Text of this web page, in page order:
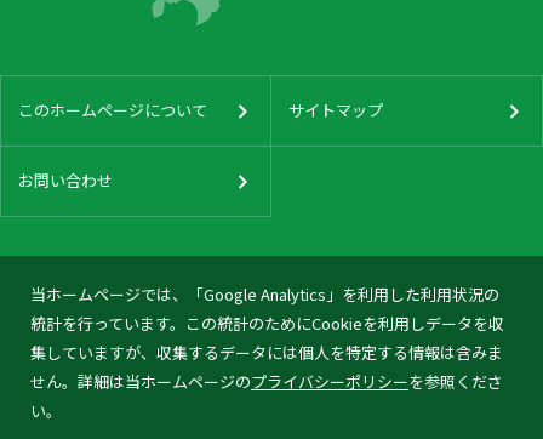
当ホームページでは、「Google Analytics」を利用した利用状況の
統計を行っています。この統計のためにCookieを利用しデータを収
集していますが、収集するデータには個人を特定する情報は含みま
せん。詳細は当ホームページのプライバシーポリシーを参照くださ
い。
このホームページについて サイトマップ
お問い合わせ